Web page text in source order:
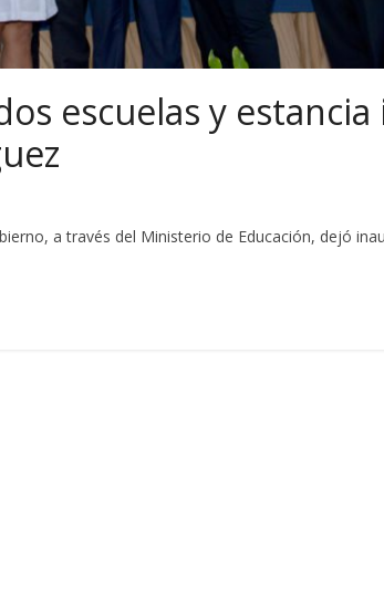
escuelas y
a través del Ministerio de Educación, dejó